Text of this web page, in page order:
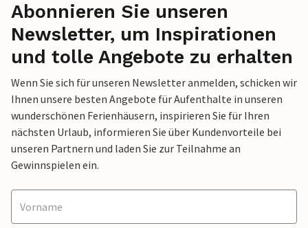
Abonnieren Sie unseren
Newsletter, um Inspirationen
und tolle Angebote zu erhalten
Wenn Sie sich für unseren Newsletter anmelden, schicken wir
Ihnen unsere besten Angebote für Aufenthalte in unseren
wunderschönen Ferienhäusern, inspirieren Sie für Ihren
nächsten Urlaub, informieren Sie über Kundenvorteile bei
unseren Partnern und laden Sie zur Teilnahme an
Gewinnspielen ein.